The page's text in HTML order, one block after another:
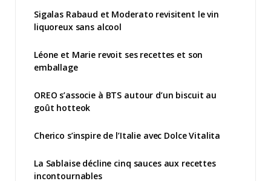
Sigalas Rabaud et Moderato revisitent le vin
liquoreux sans alcool
Léone et Marie revoit ses recettes et son
emballage
OREO s’associe à BTS autour d’un biscuit au
goût hotteok
Cherico s’inspire de l’Italie avec Dolce Vitalita
La Sablaise décline cinq sauces aux recettes
incontournables